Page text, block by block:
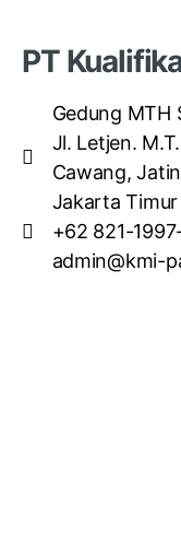
PT
Gedung MTH
Jl. Letjen.
Cawang,
Jakarta Timur
+62 821-
admin@kmi-